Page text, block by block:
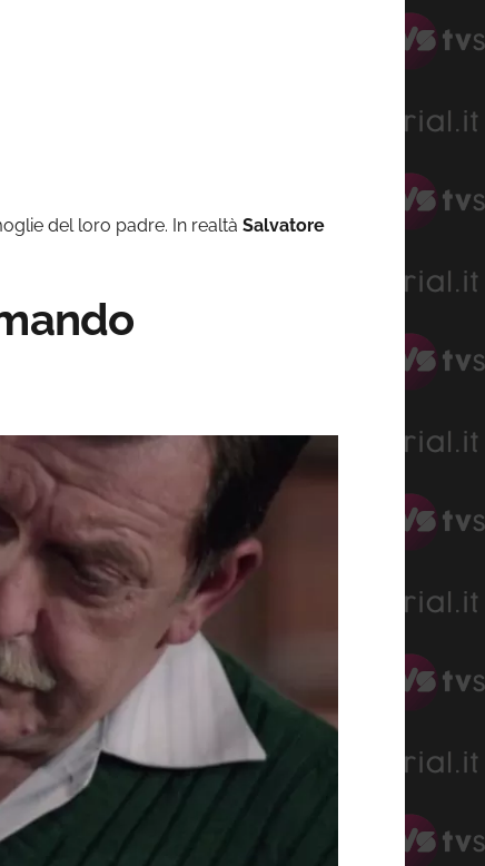
del loro padre. In realtà Salvatore